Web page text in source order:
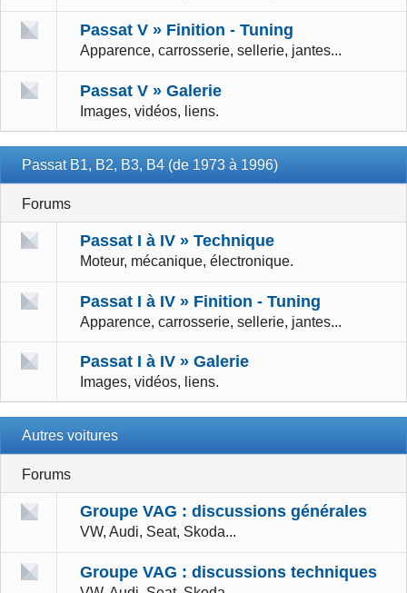
Passat V » Finition - Tuning
Apparence, carrosserie, sellerie, jantes...
Passat V » Galerie
Images, vidéos, liens.
Passat B1, B2, B3, B4 (de 1973 à 1996)
Forums
Passat I à IV » Technique
Moteur, mécanique, électronique.
Passat I à IV » Finition - Tuning
Apparence, carrosserie, sellerie, jantes...
Passat I à IV » Galerie
Images, vidéos, liens.
Autres voitures
Forums
Groupe VAG : discussions générales
VW, Audi, Seat, Skoda...
Groupe VAG : discussions techniques